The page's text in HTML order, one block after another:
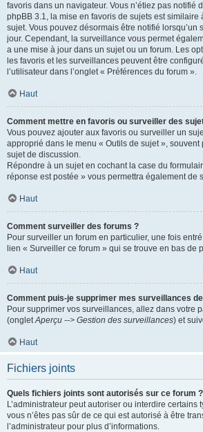
favoris dans un navigateur. Vous n’étiez pas notifié
phpBB 3.1, la mise en favoris de sujets est similaire
sujet. Vous pouvez désormais être notifié lorsqu’un
jour. Cependant, la surveillance vous permet
a une mise à jour dans un sujet ou un forum. Les
les favoris et les surveillances peuvent être
l’utilisateur dans l’onglet « Préférences du forum ».
Haut
Comment mettre en favoris ou surveiller des
Vous pouvez ajouter aux favoris ou surveiller un
approprié dans le menu « Outils de sujet », souvent
sujet de discussion.
Répondre à un sujet en cochant la case du
réponse est postée » vous permettra également de
Haut
Comment surveiller des forums ?
Pour surveiller un forum en particulier, une fois
lien « Surveiller ce forum » qui se trouve en bas de
Haut
Comment puis-je supprimer mes surveillances
Pour supprimer vos surveillances, allez dans votre
(ongletAperçu --> Gestion des surveillances) et
Haut
Fichiers joints
Quels fichiers joints sont autorisés sur ce forum ?
L’administrateur peut autoriser ou interdire certains
vous n’êtes pas sûr de ce qui est autorisé à être
l’administrateur pour plus d’informations.